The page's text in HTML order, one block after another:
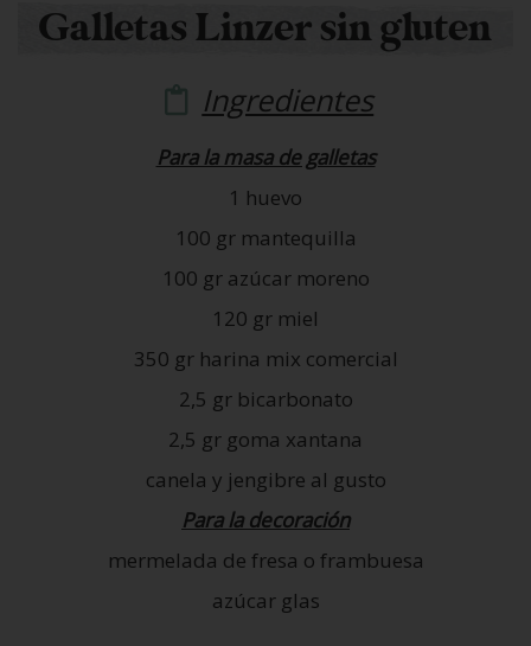
Galletas Linzer sin gluten
Ingredientes
Para la masa de galletas
1 huevo
100 gr mantequilla
100 gr azúcar moreno
120 gr miel
350 gr harina mix comercial
2,5 gr bicarbonato
2,5 gr goma xantana
canela y jengibre al gusto
Para la decoración
mermelada de fresa o frambuesa
azúcar glas